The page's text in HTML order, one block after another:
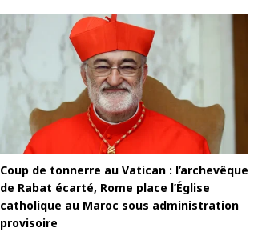
Coup de tonnerre au Vatican : l’archevêque
de Rabat écarté, Rome place l’Église
catholique au Maroc sous administration
provisoire